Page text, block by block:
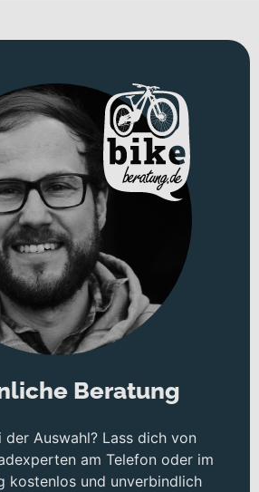
ausgelegte Rahmenrohre aus Aluminium
63 mm Federweg, Lockout und
Beratung
der Auswahl? Lass dich von
am Telefon oder im
kostenlos und unverbindlich